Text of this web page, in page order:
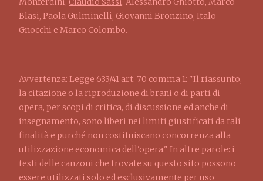
Blasi, Paola Gulminelli, Giovanni Bronzino, Italo
Gnocchi e Marco Colombo.
Avvertenza: Legge 633/41 art. 70 comma 1: "Il riassunto,
la citazione o la riproduzione di brani o di parti di
opera, per scopi di critica, di discussione ed anche di
insegnamento, sono liberi nei limiti giustificati da tali
finalità e purché non costituiscano concorrenza alla
utilizzazione economica dell'opera." In altre parole: i
testi delle canzoni che trovate su questo sito possono
essere utilizzati solo ed esclusivamente per uso